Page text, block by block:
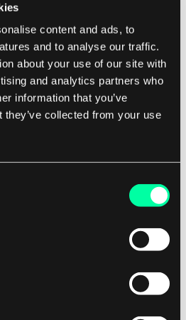
content and ads, to
and to analyse our traffic.
about your use of our site with
and analytics partners who
information that you’ve
they’ve collected from your use
MYNDUP
zarządzająca, która
przez dwóch absolwentów
i Adama Hursta, startup
miliona funtów w rundzie